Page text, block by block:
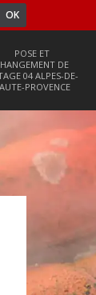
POSE ET
DE
04 ALPES-DE-
PROVENCE